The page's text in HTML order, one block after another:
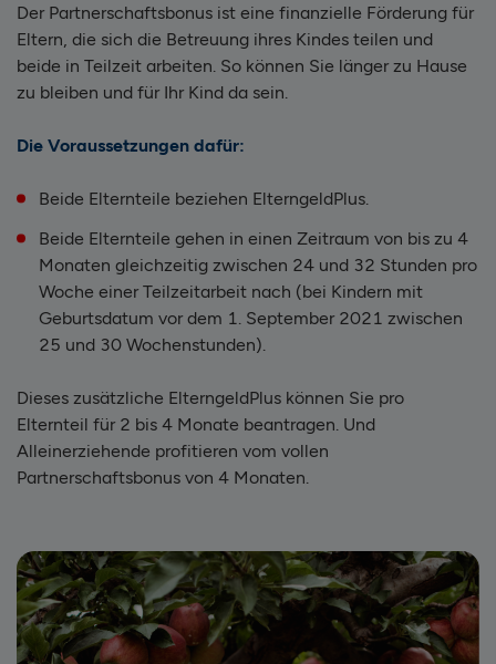
Der Partnerschaftsbonus ist eine finanzielle Förderung für
Eltern, die sich die Betreuung ihres Kindes teilen und
beide in Teilzeit arbeiten. So können Sie länger zu Hause
zu bleiben und für Ihr Kind da sein.
Die Voraussetzungen dafür:
Beide Elternteile beziehen ElterngeldPlus.
Beide Elternteile gehen in einen Zeitraum von bis zu 4
Monaten gleichzeitig zwischen 24 und 32 Stunden pro
Woche einer Teilzeitarbeit nach (bei Kindern mit
Geburtsdatum vor dem 1. September 2021 zwischen
25 und 30 Wochenstunden).
Dieses zusätzliche ElterngeldPlus können Sie pro
Elternteil für 2 bis 4 Monate beantragen. Und
Alleinerziehende profitieren vom vollen
Partnerschaftsbonus von 4 Monaten.